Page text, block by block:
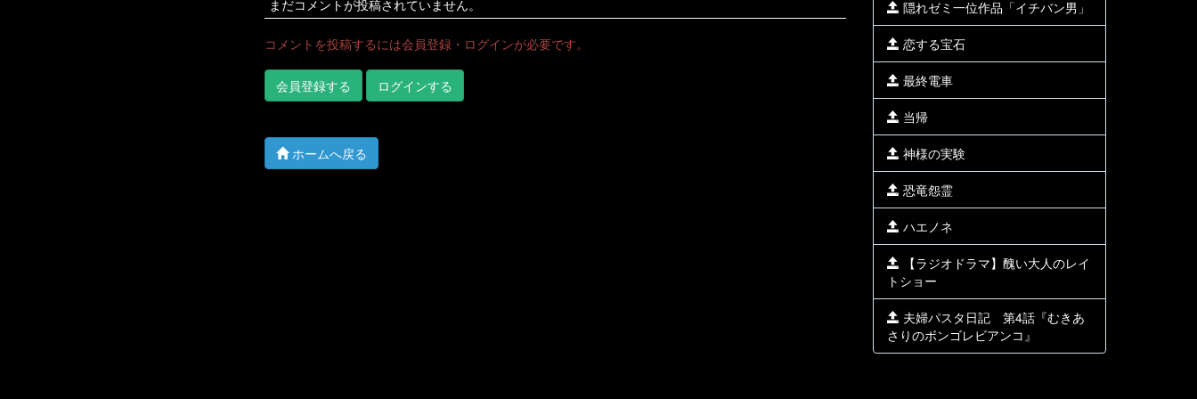
まだコメントが投稿されていません。
コメントを投稿するには会員登録・ログインが必要です。
会員登録する ログインする
ホームへ戻る
隠れゼミ一位作品「イチバン男」
恋する宝石
最終電車
当帰
神様の実験
恐竜怨霊
ハエノネ
【ラジオドラマ】醜い大人のレイ
トショー
夫婦パスタ日記 第4話『むきあ
さりのボンゴレビアンコ』